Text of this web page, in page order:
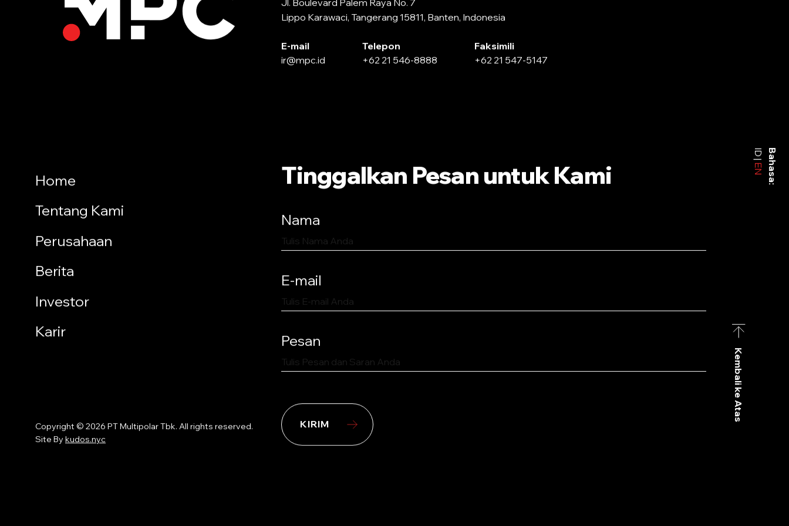
Kembali ke Atas
Bahasa:
ID
EN
Jl. Boulevard Palem Raya No. 7
Lippo Karawaci, Tangerang 15811, Banten, Indonesia
E-mail
ir@mpc.id
Telepon
+62 21 546-8888
Faksimili
+62 21 547-5147
Home
Tentang Kami
Perusahaan
Berita
Investor
Karir
Copyright © 2026 PT Multipolar Tbk. All rights reserved.
Site By kudos.nyc
Tinggalkan Pesan untuk Kami
Nama
E-mail
Pesan
KIRIM